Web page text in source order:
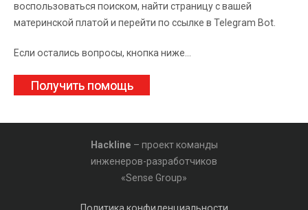
воспользоваться поиском, найти страницу с вашей
материнской платой и перейти по ссылке в Telegram Bot.
Если остались вопросы, кнопка ниже...
Получить помощь
Hackline – проект команды
инженеров-разработчиков
«Sense Group»